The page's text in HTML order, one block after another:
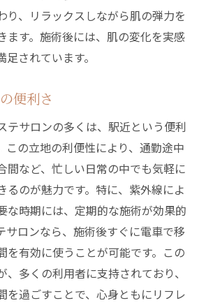
り、リラックスしながら肌の弾力を
ます。施術後には、肌の変化を実感
されています。
便利さ
テサロンの多くは、駅近という便利
この立地の利便性により、通勤途中
間など、忙しい日常の中でも気軽に
るのが魅力です。特に、紫外線によ
な時期には、定期的な施術が効果的
サロンなら、施術後すぐに電車で移
を有効に使うことが可能です。この
、多くの利用者に支持されており、
を過ごすことで、心身ともにリフレ